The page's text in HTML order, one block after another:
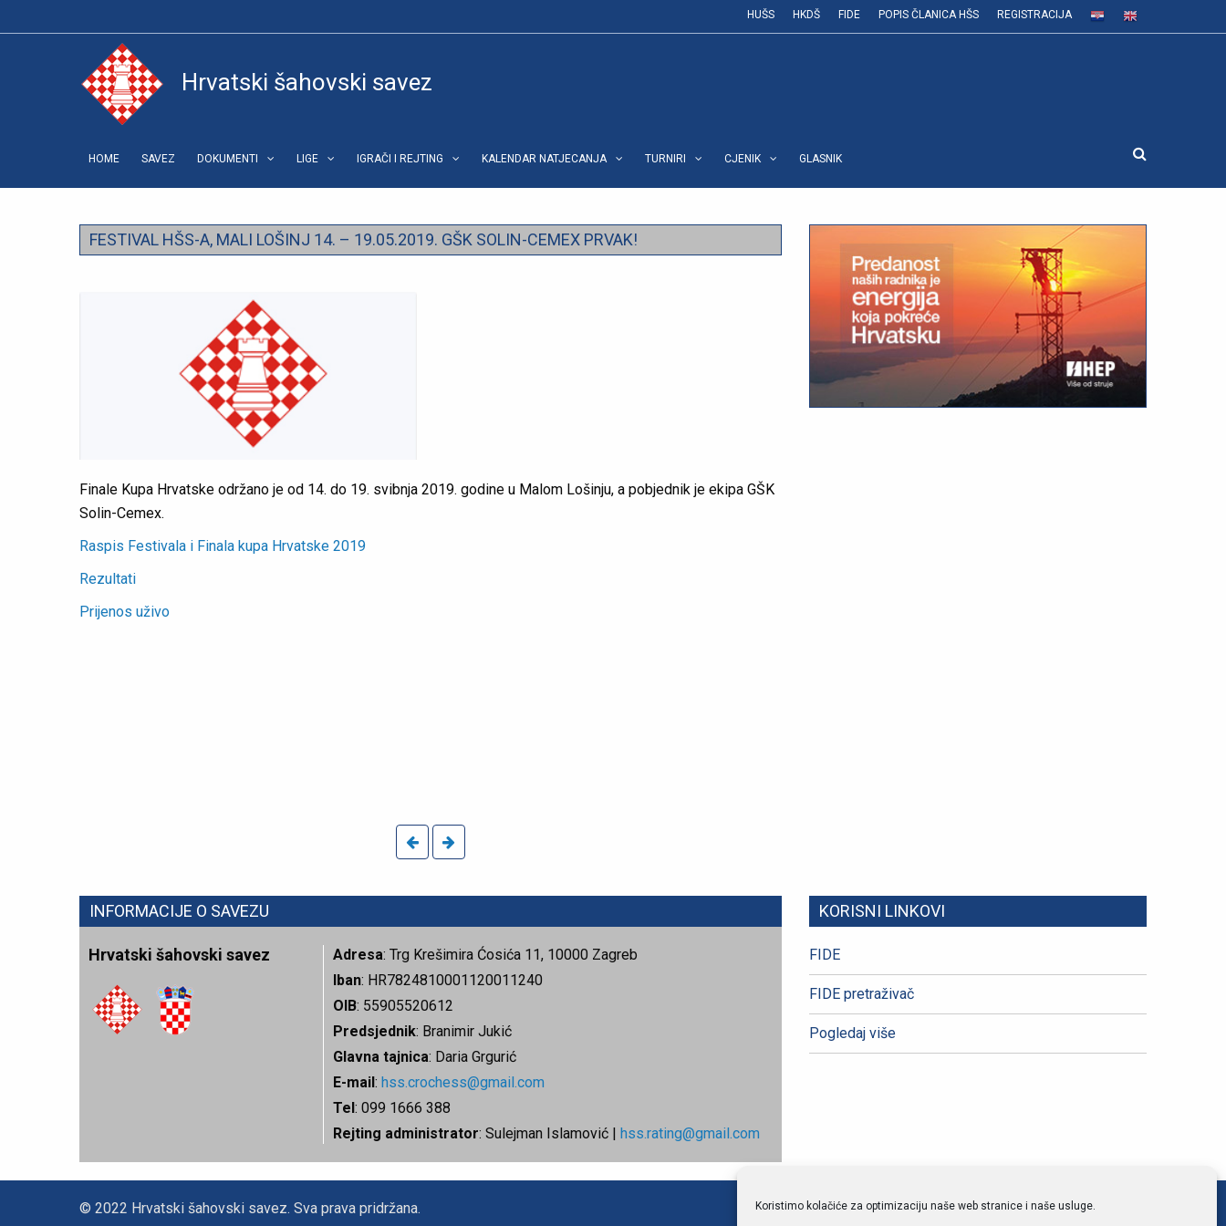
Koristimo kolačiće za optimizaciju naše web stranice i naše usluge.
HUŠS HKDŠ FIDE POPIS ČLANICA HŠS REGISTRACIJA
Hrvatski šahovski savez
HOME SAVEZ DOKUMENTI LIGE IGRAČI I REJTING KALENDAR NATJECANJA TURNIRI CJENIK GLASNIK
FESTIVAL HŠS-A, MALI LOŠINJ 14. – 19.05.2019. GŠK SOLIN-CEMEX PRVAK!
Finale Kupa Hrvatske održano je od 14. do 19. svibnja 2019. godine u Malom Lošinju, a pobjednik je ekipa GŠK
Solin-Cemex.
Raspis Festivala i Finala kupa Hrvatske 2019
Rezultati
Prijenos uživo
INFORMACIJE O SAVEZU
Hrvatski šahovski savez Adresa: Trg Krešimira Ćosića 11, 10000 Zagreb
Iban: HR7824810001120011240
OIB: 55905520612
Predsjednik: Branimir Jukić
Glavna tajnica: Daria Grgurić
E-mail : hss.crochess@gmail.com
Tel : 099 1666 388
Rejting administrator: Sulejman Islamović | hss.rating@gmail.com
KORISNI LINKOVI
FIDE
FIDE pretraživač
Pogledaj više
© 2022 Hrvatski šahovski savez. Sva prava pridržana.